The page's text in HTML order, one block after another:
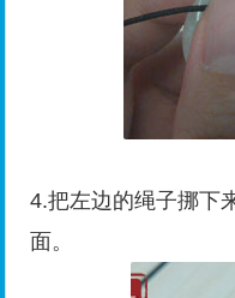
4.把左边的绳子挪下
面。